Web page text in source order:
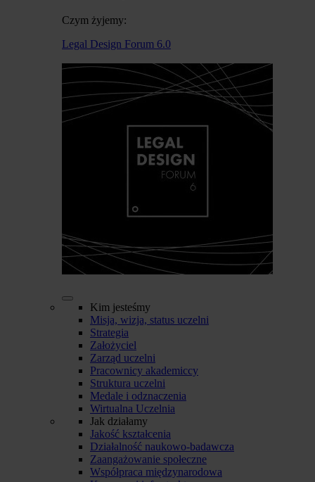
Czym żyjemy:
Legal Design Forum 6.0
Kim jesteśmy
Misja, wizja, status uczelni
Strategia
Założyciel
Zarząd uczelni
Pracownicy akademiccy
Struktura uczelni
Medale i odznaczenia
Wirtualna Uczelnia
Jak działamy
Jakość kształcenia
Działalność naukowo-badawcza
Zaangażowanie społeczne
Współpraca międzynarodowa